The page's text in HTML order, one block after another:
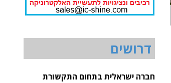
דרושים
חברה ישראלית בתחום התקשורת